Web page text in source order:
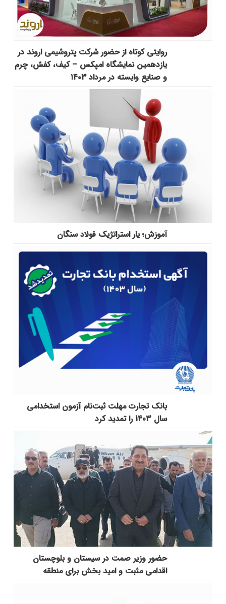
روایتی کوتاه از حضور شرکت پتروشیمی اروند در
یازدهمین نمایشگاه امپکس‌ – کیف، کفش، چرم
و صنایع وابسته در مرداد ۱۴۰۳
آموزش؛ یار استراتژیک فولاد سنگان
بانک تجارت مهلت ثبت‌نام آزمون استخدامی
سال 1403 را تمدید کرد
حضور وزیر صمت در سیستان و بلوچستان
اقدامی مثبت و امید بخش برای منطقه